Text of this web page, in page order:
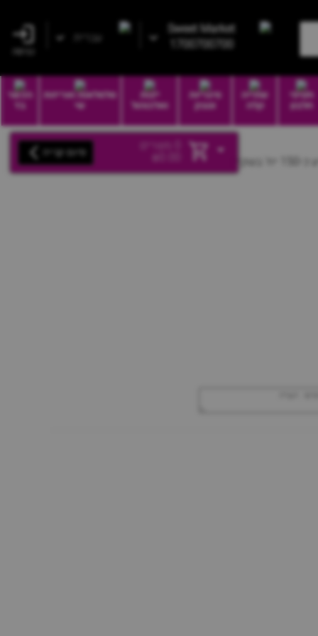
עברית
Sweet Market
1700700700
חטיפי
חלבון
שתייה
קלה
סיגריות
וטבק
יינות
ואלכוהול
סלסלאות ואריזות
שי
הכשר
בד
מוצרים
₪ סיום קנייה